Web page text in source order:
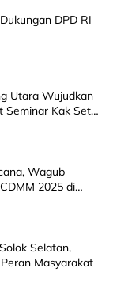
DPD RI
Utara Wujudkan
Kak Seto,
Wagub
2025 di
Selatan,
Masyarakat